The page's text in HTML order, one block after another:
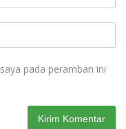
pada peramban ini